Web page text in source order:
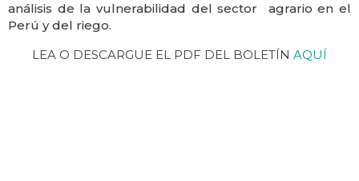
análisis de la vulnerabilidad del sector agrario en el
Perú y del riego.
LEA O DESCARGUE EL PDF DEL BOLETÍN AQUÍ